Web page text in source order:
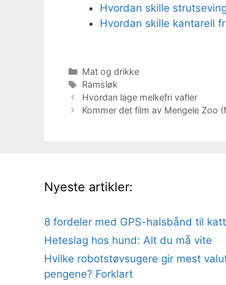
Hvordan skille
Hvordan skille kantarell
Kategorier
Mat og drikke
Stikkord
Ramsløk
Hvordan lage melkefri vafler
Kommer det film av Mengele Zoo
Nyeste artikler:
8 fordeler med GPS-halsbånd til
Heteslag hos hund: Alt du må vite
Hvilke robotstøvsugere gir mest
pengene? Forklart